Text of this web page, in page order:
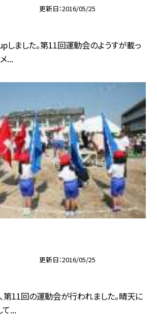
更新日 2016/05/25
しました。第11回運動会のようすが載っ
...
更新日 2016/05/25
第11回の運動会が行われました。晴天に
て...